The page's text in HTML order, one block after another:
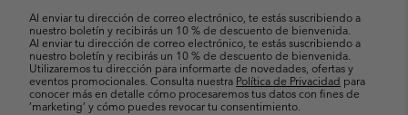
Al enviar tu dirección de correo electrónico, te estás suscribiendo a
nuestro boletín y recibirás un 10 % de descuento de bienvenida.
Al enviar tu dirección de correo electrónico, te estás suscribiendo a
nuestro boletín y recibirás un 10 % de descuento de bienvenida.
Utilizaremos tu dirección para informarte de novedades, ofertas y
eventos promocionales. Consulta nuestra Política de Privacidad para
conocer más en detalle cómo procesaremos tus datos con fines de
’marketing’ y cómo puedes revocar tu consentimiento.